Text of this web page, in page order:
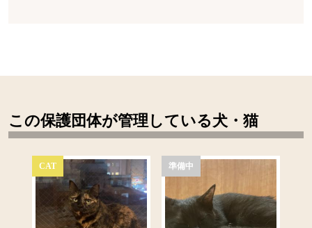
この保護団体が管理している犬・猫
CAT 準備中